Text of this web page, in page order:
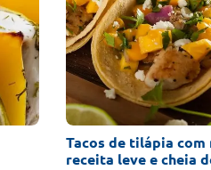
Tacos de tilápia com
receita leve e cheia